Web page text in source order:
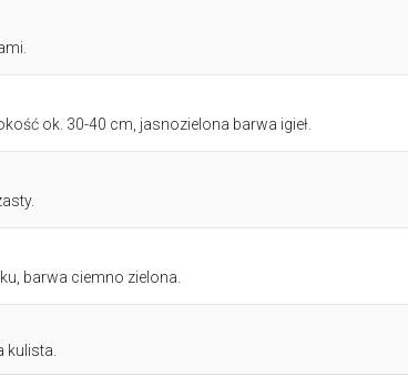
ok. 30-40 cm, jasnozielona barwa igieł.
barwa ciemno zielona.
kulista.